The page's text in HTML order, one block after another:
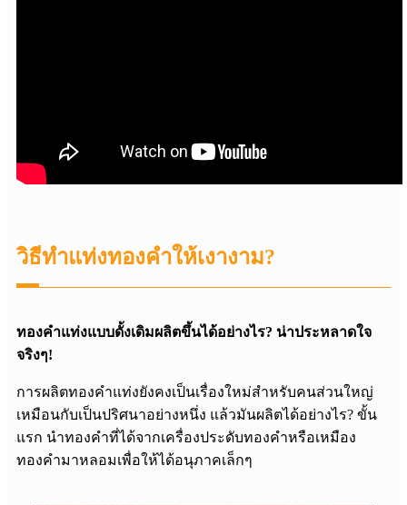
วิธีทำแท่งทองคำให้เงางาม?
ทองคำแท่งแบบดั้งเดิมผลิตขึ้นได้อย่างไร? น่าประหลาดใจ
จริงๆ!
การผลิตทองคำแท่งยังคงเป็นเรื่องใหม่สำหรับคนส่วนใหญ่
เหมือนกับเป็นปริศนาอย่างหนึ่ง แล้วมันผลิตได้อย่างไร? ขั้น
แรก นำทองคำที่ได้จากเครื่องประดับทองคำหรือเหมือง
ทองคำมาหลอมเพื่อให้ได้อนุภาคเล็กๆ